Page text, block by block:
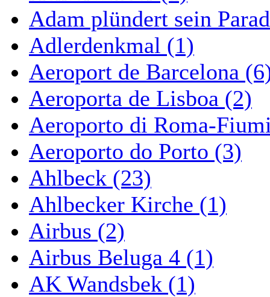
Adam plündert sein
Adlerdenkmal (1)
Aeroport de Barcelona
Aeroporta de Lisboa (2)
Aeroporto di Roma-
Aeroporto do Porto (3)
Ahlbeck (23)
Ahlbecker Kirche (1)
Airbus (2)
Airbus Beluga 4 (1)
AK Wandsbek (1)